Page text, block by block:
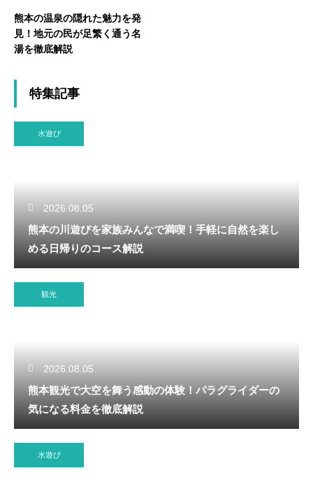
熊本の温泉の隠れた魅力を発
見！地元の民が足繁く通う名
湯を徹底解説
特集記事
水遊び
2026.08.05
熊本の川遊びを家族みんなで満喫！手軽に自然を楽し
める日帰りのコース解説
観光
2026.08.05
熊本観光で大空を舞う感動の体験！パラグライダーの
気になる料金を徹底解説
水遊び